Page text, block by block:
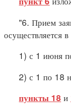
"6. Прием
осуществляется
1) с 1 июня по
2) с 1 по 18
пункты 18 и